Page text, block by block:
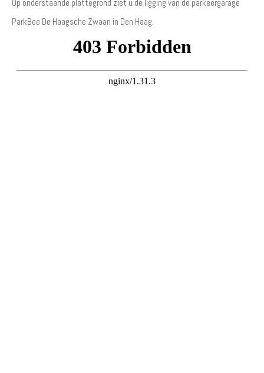
Op onderstaande plattegrond ziet u de ligging van de parkeergarage
ParkBee De Haagsche Zwaan in Den Haag.